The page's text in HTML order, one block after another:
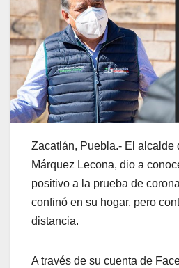
Zacatlán, Puebla.- El alcalde
Márquez Lecona, dio a
positivo a la prueba de
confinó en su hogar, pero
distancia.
A través de su cuenta de